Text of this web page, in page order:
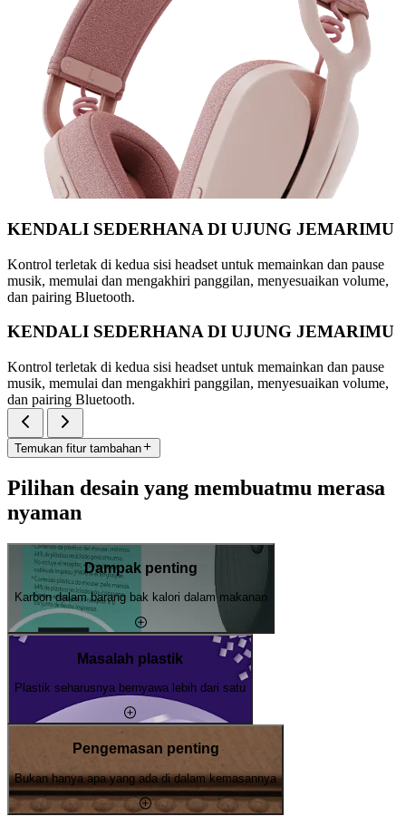
KENDALI SEDERHANA DI UJUNG JEMARIMU
Kontrol terletak di kedua sisi headset untuk memainkan dan pause
musik, memulai dan mengakhiri panggilan, menyesuaikan volume,
dan pairing Bluetooth.
KENDALI SEDERHANA DI UJUNG JEMARIMU
Kontrol terletak di kedua sisi headset untuk memainkan dan pause
musik, memulai dan mengakhiri panggilan, menyesuaikan volume,
dan pairing Bluetooth.
Temukan fitur tambahan
Pilihan desain yang membuatmu merasa
nyaman
Dampak penting
Karbon dalam barang bak kalori dalam makanan
Masalah plastik
Plastik seharusnya bernyawa lebih dari satu
Pengemasan penting
Bukan hanya apa yang ada di dalam kemasannya